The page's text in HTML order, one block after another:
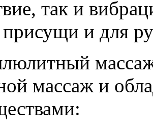
так и
и для
массаж и